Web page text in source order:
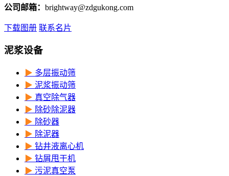
公司邮箱： brightway@zdgukong.com
下载图册 联系名片
泥浆设备
▶ 多层振动筛
▶ 泥浆振动筛
▶ 真空除气器
▶ 除砂除泥器
▶ 除砂器
▶ 除泥器
▶ 钻井液离心机
▶ 钻屑甩干机
▶ 污泥真空泵